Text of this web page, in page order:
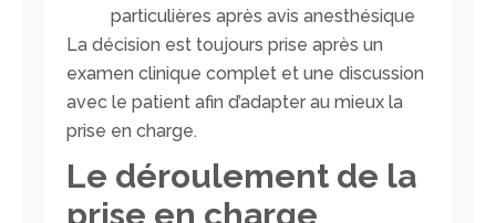
particulières après avis anesthésique
La décision est toujours prise après un
examen clinique complet et une discussion
avec le patient afin d’adapter au mieux la
prise en charge.
Le déroulement de la
prise en charge